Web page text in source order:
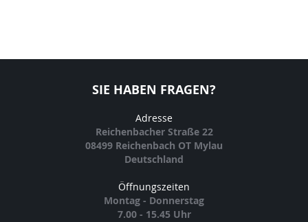
SIE HABEN FRAGEN?
Adresse
Reichenbacher Straße 22
08499 Reichenbach OT Mylau
Deutschland
Öffnungszeiten
Montag - Donnerstag
7.00 - 15.45 Uhr